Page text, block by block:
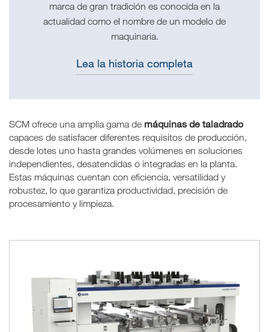
marca de gran tradición es conocida en la
actualidad como el nombre de un modelo de
maquinaria.
Lea la historia completa
SCM ofrece una amplia gama de máquinas de taladrado
capaces de satisfacer diferentes requisitos de producción,
desde lotes uno hasta grandes volúmenes en soluciones
independientes, desatendidas o integradas en la planta.
Estas máquinas cuentan con eficiencia, versatilidad y
robustez, lo que garantiza productividad, precisión de
procesamiento y limpieza.